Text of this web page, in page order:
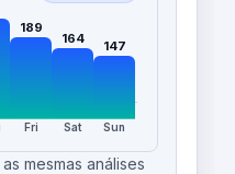
189
Fri
164
Sat
147
Sun
mesmas análises